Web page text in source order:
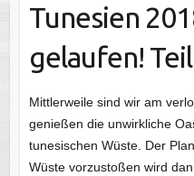
Tunesien
gelaufen!
Mittlerweile sind wir am
genießen die unwirkliche
tunesischen Wüste. Der
Wüste vorzustoßen wird